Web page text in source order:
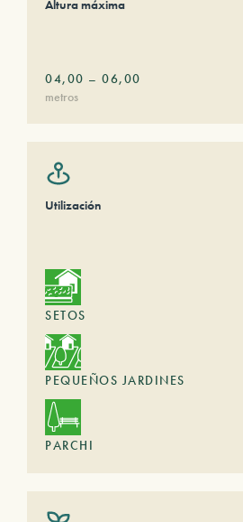
Altura máxima
04,00 – 06,00
metros
Utilización
SETOS
PEQUEÑOS JARDINES
PARCHI